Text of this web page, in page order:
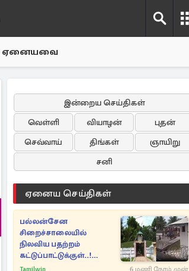
ஏனையவை
இன்றைய செய்திகள்
வெள்ளி
வியாழன்
புதன்
செவ்வாய்
திங்கள்
ஞாயிறு
சனி
ஏனைய செய்திகள்
பல்லன்சேன
சிறைச்சாலையில்
நிலவிய பதற்றம்
கட்டுப்பாட்டுக்குள்..!
அதிரடியாக களமிறங்கிய